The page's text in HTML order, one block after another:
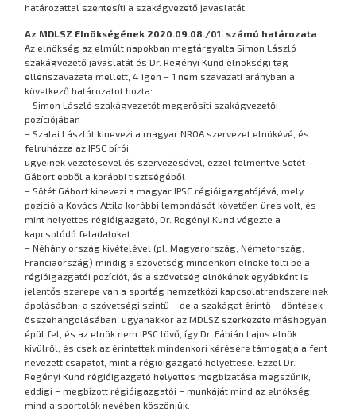
határozattal szentesíti a szakágvezető javaslatát.
Az MDLSZ Elnökségének 2020.09.08./01. számú határozata
Az elnökség az elmúlt napokban megtárgyalta Simon László
szakágvezető javaslatát és Dr. Regényi Kund elnökségi tag
ellenszavazata mellett, 4 igen – 1 nem szavazati arányban a
következő határozatot hozta:
– Simon László szakágvezetőt megerősíti szakágvezetői
pozíciójában
– Szalai Lászlót kinevezi a magyar NROA szervezet elnökévé, és
felruházza az IPSC bírói
ügyeinek vezetésével és szervezésével, ezzel felmentve Sötét
Gábort ebből a korábbi tisztségéből
– Sötét Gábort kinevezi a magyar IPSC régióigazgatójává, mely
pozíció a Kovács Attila korábbi lemondását követően üres volt, és
mint helyettes régióigazgató, Dr. Regényi Kund végezte a
kapcsolódó feladatokat.
– Néhány ország kivételével (pl. Magyarország, Németország,
Franciaország) mindig a szövetség mindenkori elnöke tölti be a
régióigazgatói pozíciót, és a szövetség elnökének egyébként is
jelentős szerepe van a sportág nemzetközi kapcsolatrendszereinek
ápolásában, a szövetségi szintű – de a szakágat érintő – döntések
összehangolásában, ugyanakkor az MDLSZ szerkezete máshogyan
épül fel, és az elnök nem IPSC lövő, így Dr. Fábián Lajos elnök
kívülről, és csak az érintettek mindenkori kérésére támogatja a fent
nevezett csapatot, mint a régióigazgató helyettese. Ezzel Dr.
Regényi Kund régióigazgató helyettes megbízatása megszűnik,
eddigi – megbízott régióigazgatói – munkáját mind az elnökség,
mind a sportolók nevében köszönjük.